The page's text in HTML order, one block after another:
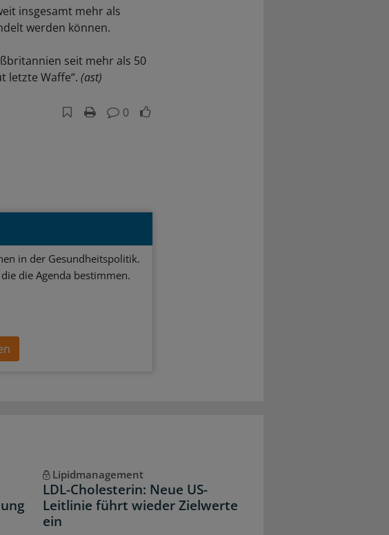
insgesamt mehr als
werden können.
seit mehr als 50
letzte Waffe“. (ast)
0
in der Gesundheitspolitik.
die Agenda bestimmen.
Lipidmanagement
LDL-Cholesterin: Neue US-
Leitlinie führt wieder Zielwerte
ein